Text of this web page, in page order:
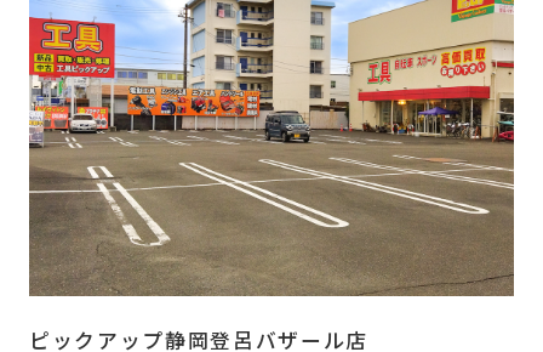
ピックアップ静岡登呂バザール店